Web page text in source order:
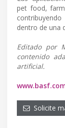
pet food,
dentro de una
Editado por
contenido
artificial.
Solicite